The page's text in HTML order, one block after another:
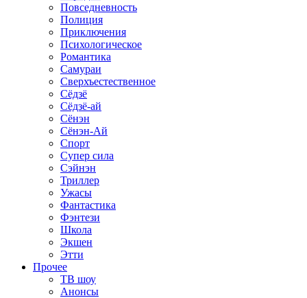
Повседневность
Полиция
Приключения
Психологическое
Романтика
Самураи
Сверхъестественное
Сёдзё
Сёдзё-ай
Сёнэн
Сёнэн-Ай
Спорт
Супер сила
Сэйнэн
Триллер
Ужасы
Фантастика
Фэнтези
Школа
Экшен
Этти
Прочее
ТВ шоу
Анонсы